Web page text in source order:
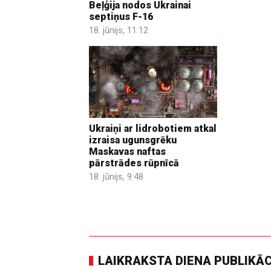
Beļģija nodos Ukrainai
septiņus F-16
18. jūnijs, 11:12
Ukraiņi ar lidrobotiem atkal
izraisa ugunsgrēku
Maskavas naftas
pārstrādes rūpnīcā
18. jūnijs, 9:48
LAIKRAKSTA DIENA